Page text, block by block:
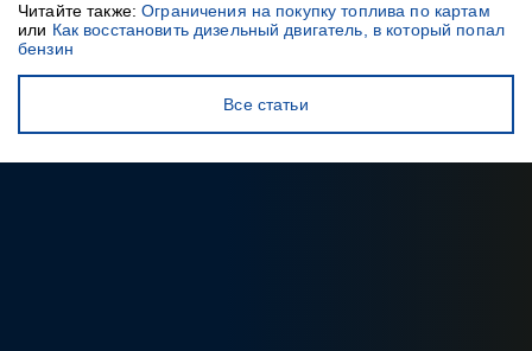
Читайте также:Ограничения на покупку топлива по картам
или Как восстановить дизельный двигатель, в который попал
бензин
Все статьи